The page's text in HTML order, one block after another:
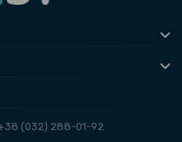
Cover with Glass для Xiaomi
(032) 288-01-92